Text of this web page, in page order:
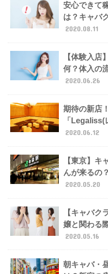
安心できて
は？キャバ
2020.08.11
【体験入店
何？体入の
2020.06.26
期待の新店
「Legaliss(
2020.06.12
【東京】キ
んが来るの
2020.05.20
【キャバク
嬢と関わる
2020.05.16
朝キャバ・